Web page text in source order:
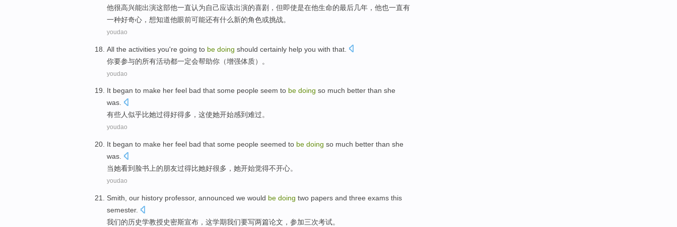
他很高兴能出演这部他一直认为自己应该出演的喜剧，但即使是在他生命的最后几年，他也一直有
一种好奇心，想知道他眼前可能还有什么新的角色或挑战。
youdao
All the activities you're going to be doing should certainly help you with that.
你要参与的所有活动都一定会帮助你（增强体质）。
youdao
It began to make her feel bad that some people seem to be doing so much better than she
was.
有些人似乎比她过得好得多 ， 这使她开始感到难过。
youdao
It began to make her feel bad that some people seemed to be doing so much better than she
was.
当她看到脸书上的朋友过得比她好很多 ，她开始觉得不开心。
youdao
Smith our history professor, announced we would be doing two papers and three exams this
semester.
我们的历史学教授史密斯宣布 ， 这学期我们要写两篇论文 ，参加三次考试。